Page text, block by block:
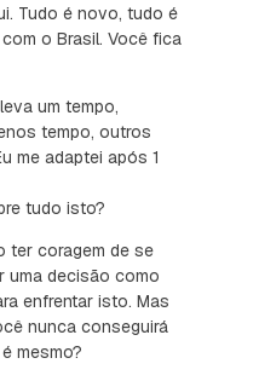
Tudo é novo, tudo é
o Brasil. Você fica
um tempo,
tempo, outros
me adaptei após 1
tudo isto?
ter coragem de se
uma decisão como
enfrentar isto. Mas
nunca conseguirá
mesmo?